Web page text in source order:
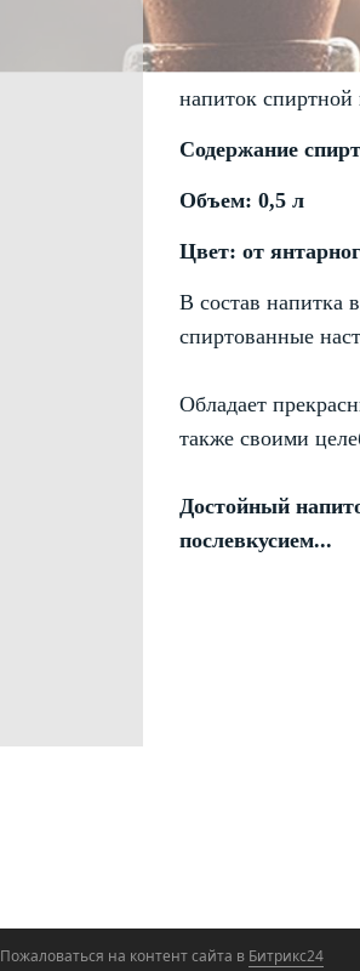
напиток спиртной
Содержание
Объем: 0,5 л
Цвет: от
В состав напитка
спиртованные
Обладает
также своими
Достойный
послевкусием...
Пожаловаться на контент cайта в Битрикс24